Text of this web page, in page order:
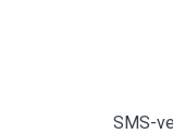
SMS-